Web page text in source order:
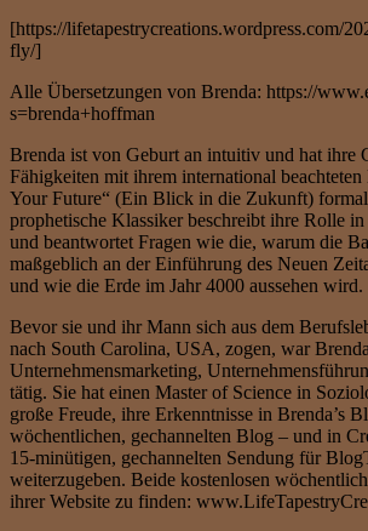
[https://lifetapestrycreations.wordpress.com/
fly/]
Alle Übersetzungen von Brenda: https://
s=brenda+hoffman
Brenda ist von Geburt an intuitiv und hat ihre
Fähigkeiten mit ihrem international
Your Future“ (Ein Blick in die Zukunft)
prophetische Klassiker beschreibt ihre Rolle
und beantwortet Fragen wie die, warum die
maßgeblich an der Einführung des Neuen
und wie die Erde im Jahr 4000 aussehen wird.
Bevor sie und ihr Mann sich aus dem
nach South Carolina, USA, zogen, war
Unternehmensmarketing,
tätig. Sie hat einen Master of Science in
große Freude, ihre Erkenntnisse in Brenda’s
wöchentlichen, gechannelten Blog – und in
15-minütigen, gechannelten Sendung für
weiterzugeben. Beide kostenlosen
ihrer Website zu finden: